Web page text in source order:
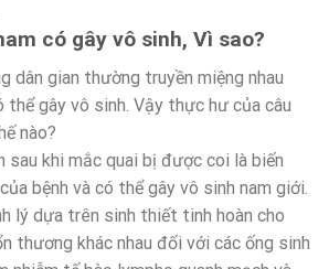
có gây vô sinh, Vì sao?
dân gian thường truyền miệng nhau
thể gây vô sinh. Vậy thực hư của câu
nào?
sau khi mắc quai bị được coi là biến
bệnh và có thể gây vô sinh nam giới.
lý dựa trên sinh thiết tinh hoàn cho
thương khác nhau đối với các ống sinh